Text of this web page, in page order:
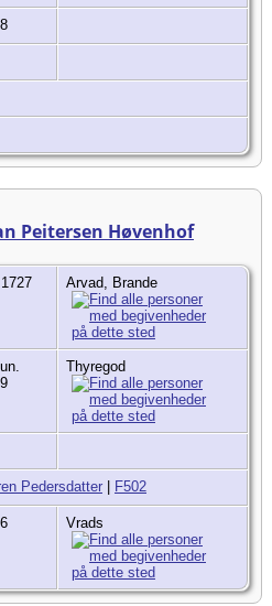
Peitersen Høvenhof
Arvad, Brande
Thyregod
Pedersdatter F502
Vrads